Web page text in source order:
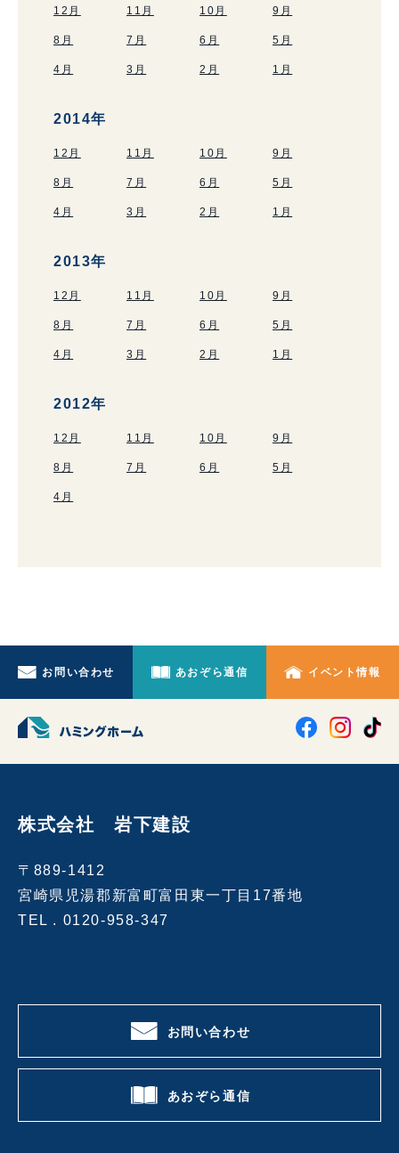
12月 11月 10月 9月
8月 7月 6月 5月
4月 3月 2月 1月
2014年
12月 11月 10月 9月
8月 7月 6月 5月
4月 3月 2月 1月
2013年
12月 11月 10月 9月
8月 7月 6月 5月
4月 3月 2月 1月
2012年
12月 11月 10月 9月
8月 7月 6月 5月
4月
お問い合わせ あおぞら通信 イベント情報
株式会社 岩下建設
〒889-1412
宮崎県児湯郡新富町富田東一丁目17番地
TEL . 0120-958-347
お問い合わせ
あおぞら通信